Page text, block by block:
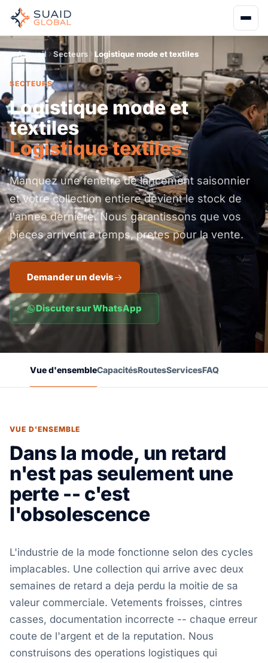
Accueil Secteurs Logistique mode et textiles
SECTEURS
Logistique mode et
textiles
Logistique textiles
Manquez une fenetre de lancement saisonnier
et votre collection entiere devient le stock de
l'annee derniere. Nous garantissons que vos
pieces arrivent a temps, pretes pour la vente.
Demander un devis
Discuter sur WhatsApp
Vue d'ensembleCapacitésRoutesServicesFAQ
VUE D'ENSEMBLE
Dans la mode, un retard
n'est pas seulement une
perte -- c'est
l'obsolescence
L'industrie de la mode fonctionne selon des cycles
implacables. Une collection qui arrive avec deux
semaines de retard a deja perdu la moitie de sa
valeur commerciale. Vetements froisses, cintres
casses, documentation incorrecte -- chaque erreur
coute de l'argent et de la reputation. Nous
construisons des operations logistiques qui